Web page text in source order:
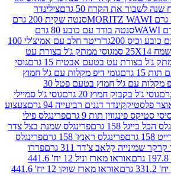
צילינדר
סנטה שקית 200 גרם
סנטה בודד עם כובע 80 גרם
ריטר חלב עם אמיצ'לי 100
גוסי ממתק ג'ל בצורת עט
עט בטעם אבטיח 15 גרם
גוסי
גומי דיפ מקלות עם ג'ל חמוץ
גומי דיפ מקלות עם ג'ל חמוץ בטעם פטל 30
חמוץ 20 גרם
גוסי ג'ל סמיילי
קינדר דגנים רביעייה 94 גרם
צעצוע
תות 9 גרם
פרינגלס פילי
פרינגלס שמנת בצל צדר
פרינגלס ראנץ' 158 גרם
פרינגלס
צ'דר 311 גרם
פררו
אוראו מארז וניל 12 יח' 441.6
אוראו מארז שוקו 12 יח' 441.6